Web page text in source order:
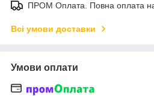
ПРОМ Оплата. Повна оплата на
Всі умови доставки
Умови оплати